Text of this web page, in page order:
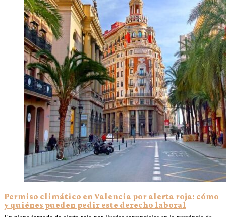
Permiso climático en Valencia por alerta roja: cómo
y quiénes pueden pedir este derecho laboral